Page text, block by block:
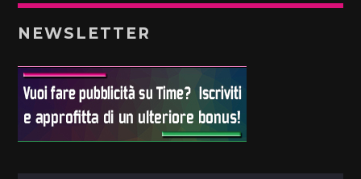
NEWSLETTER